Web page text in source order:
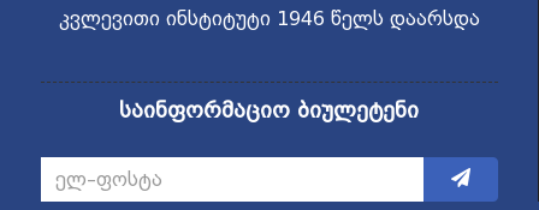
კვლევითი ინსტიტუტი 1946 წელს დაარსდა
საინფორმაციო ბიულეტენი